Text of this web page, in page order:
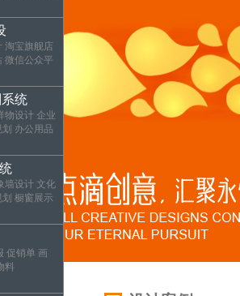
淘宝旗舰店
微信公众平
统
物设计 企业
办公用品
墙设计 文化
橱窗展示
促销单 画
料